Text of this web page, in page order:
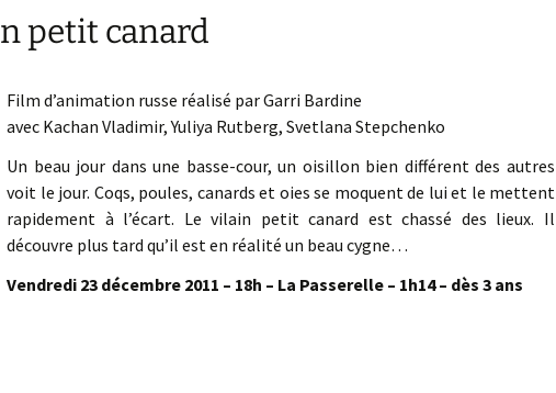
petit canard
Film d’animation russe réalisé par Garri Bardine
avec Kachan Vladimir, Yuliya Rutberg, Svetlana Stepchenko
Un beau jour dans une basse-cour, un oisillon bien différent des autres
voit le jour. Coqs, poules, canards et oies se moquent de lui et le mettent
rapidement à l’écart. Le vilain petit canard est chassé des lieux. Il
découvre plus tard qu’il est en réalité un beau cygne…
Vendredi 23 décembre 2011 – 18h – La Passerelle – 1h14 – dès 3 ans